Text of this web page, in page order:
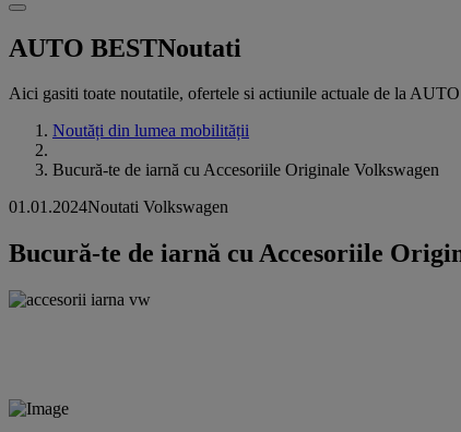
AUTO BESTNoutati
Aici gasiti toate noutatile, ofertele si actiunile actuale de la
Noutăți din lumea mobilității
Bucură-te de iarnă cu Accesoriile Originale Volkswagen
01.01.2024Noutati Volkswagen
Bucură-te de iarnă cu Accesoriile